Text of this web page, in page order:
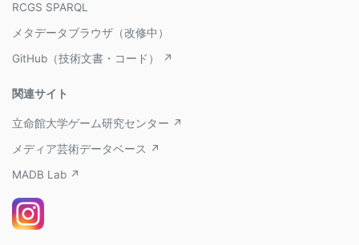
RCGS SPARQL
メタデータブラウザ（改修中）
GitHub（技術文書・コード） ↗
関連サイト
立命館大学ゲーム研究センター ↗
メディア芸術データベース ↗
MADB Lab ↗